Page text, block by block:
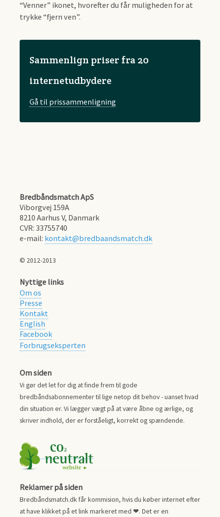
“Venner” ikonet, hvorefter du får muligheden for at
trykke “fjern ven”.
Sammenlign priser fra 20
internetudbydere
Gå til prissammenligning
Bredbåndsmatch ApS
Viborgvej 159A
8210 Aarhus V, Danmark
CVR: 33755740
e-mail: kontakt@bredbaandsmatch.dk
© 2012-2013
Nyttige links
Om os
Presse
Kontakt
English
Facebook
Forbrugseksperten
Om siden
Vi gør det let for dig at finde frem til gode
bredbåndsabonnementer til lige netop dit behov - uanset hvad
din situation er. Vi lægger vægt på at være åbne og ærlige, og
skriver indhold, der er forståeligt, korrekt og spændende.
Reklamer på siden
Bredbåndsmatch.dk får kommision, hvis du køber internet efter
at have klikket på et link markeret med ❤. Det er en